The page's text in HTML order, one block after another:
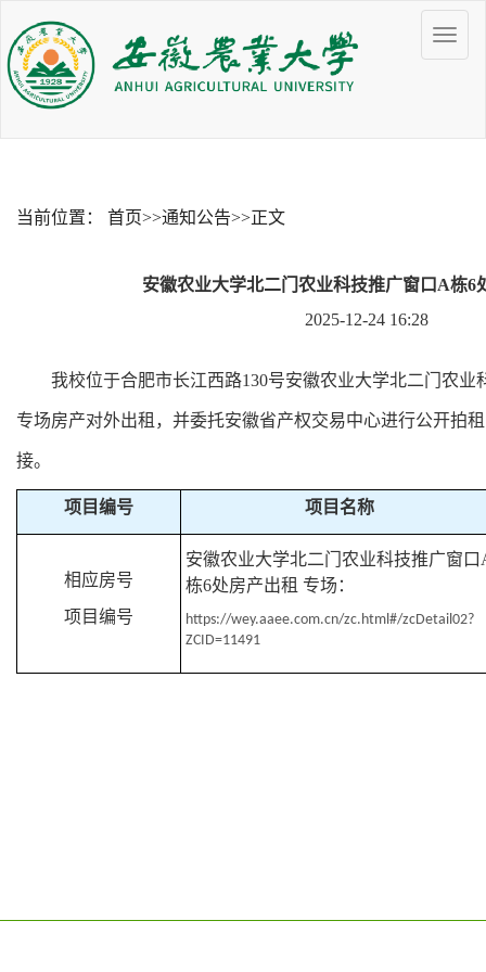
当前位置： 首页>>通知公告>>正文
安徽农业大学北二门农业科技推广窗口A栋6
2025-12-24 16:28
我校位于合肥市长江西路130号安徽农业大学北二门农业
专场房产对外出租，并委托安徽省产权交易中心进行公开拍
接。
项目编号 项目名称
相应房号
项目编号
安徽农业大学北二门农业科技推广窗口
栋6处房产出租 专场：
https://wey.aaee.com.cn/zc.html#/zcDetail02?
ZCID=11491